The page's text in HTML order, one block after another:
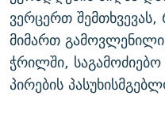
ვერცერთ
მიმართ
ჭრილში,
პირების